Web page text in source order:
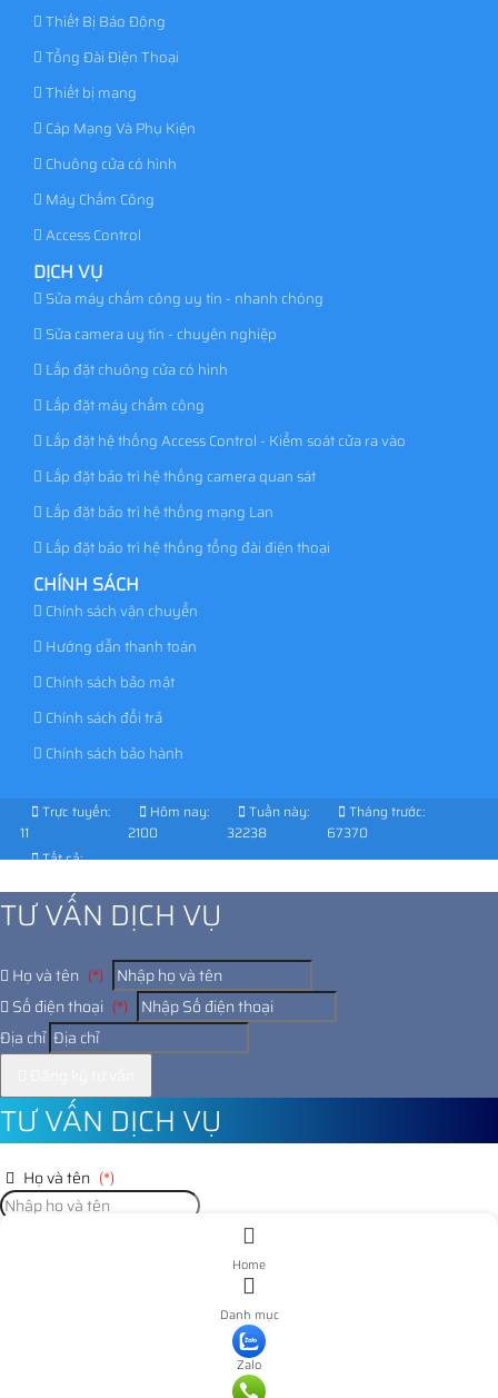
Thiết Bị Báo Động
Tổng Đài Điện Thoại
Thiết bị mạng
Cáp Mạng Và Phụ Kiện
Chuông cửa có hình
Máy Chấm Công
Access Control
DỊCH VỤ
Sửa máy chấm công uy tín - nhanh chóng
Sửa camera uy tín - chuyên nghiệp
Lắp đặt chuông cửa có hình
Lắp đặt máy chấm công
Lắp đặt hệ thống Access Control - Kiểm soát cửa ra vào
Lắp đặt bảo trì hệ thống camera quan sát
Lắp đặt bảo trì hệ thống mạng Lan
Lắp đặt bảo trì hệ thống tổng đài điện thoại
CHÍNH SÁCH
Chính sách vận chuyển
Hướng dẫn thanh toán
Chính sách bảo mật
Chính sách đổi trả
Chính sách bảo hành
Trực tuyến:
11
Hôm nay:
2100
Tuần này:
32238
Tháng trước:
67370
Tất cả:
TƯ VẤN DỊCH VỤ
Họ và tên (*)
Số điện thoại (*)
Địa chỉ
TƯ VẤN DỊCH VỤ
Họ và tên (*)
Home
Danh mục
Zalo